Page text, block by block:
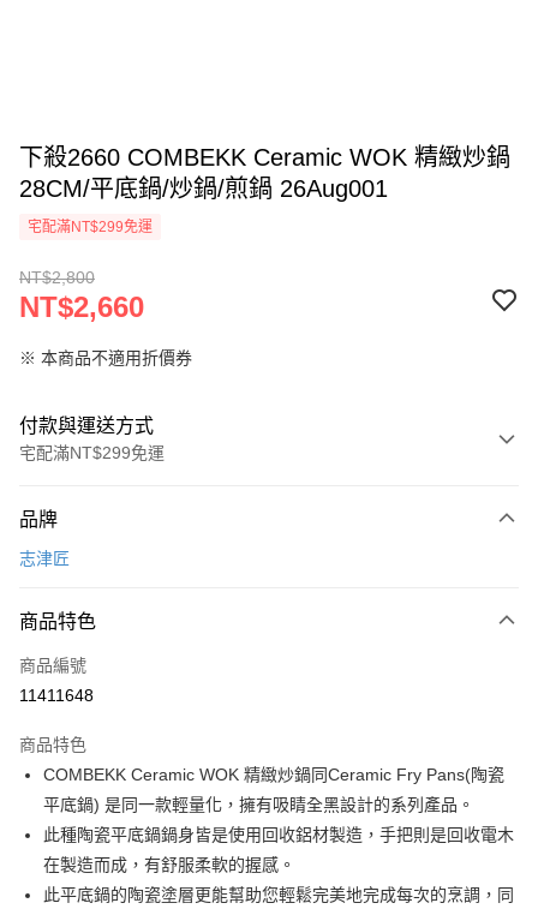
下殺2660 COMBEKK Ceramic WOK 精緻炒鍋
28CM/平底鍋/炒鍋/煎鍋 26Aug001
宅配滿NT$299免運
NT$2,800
NT$2,660
※ 本商品不適用折價券
付款與運送方式
宅配滿NT$299免運
信用卡一次付款
Apple Pay
悠遊付
全盈+PAY
大哥付你分期
相關說明
【大哥付你分期使用說明】
1.本服務由台灣大哥大提供，台灣大哥大用戶可立即使用無須另外申請。
2.付款方式選擇「大哥付你分期」，訂單成立後會自動跳轉到大哥付的交易
ATM付款
品牌
志津匠
商品特色
商品編號
11411648
商品特色
COMBEKK Ceramic WOK 精緻炒鍋同Ceramic Fry Pans(陶瓷
平底鍋) 是同一款輕量化，擁有吸睛全黑設計的系列產品。
此種陶瓷平底鍋鍋身皆是使用回收鋁材製造，手把則是回收電木
在製造而成，有舒服柔軟的握感。
此平底鍋的陶瓷塗層更能幫助您輕鬆完美地完成每次的烹調，同